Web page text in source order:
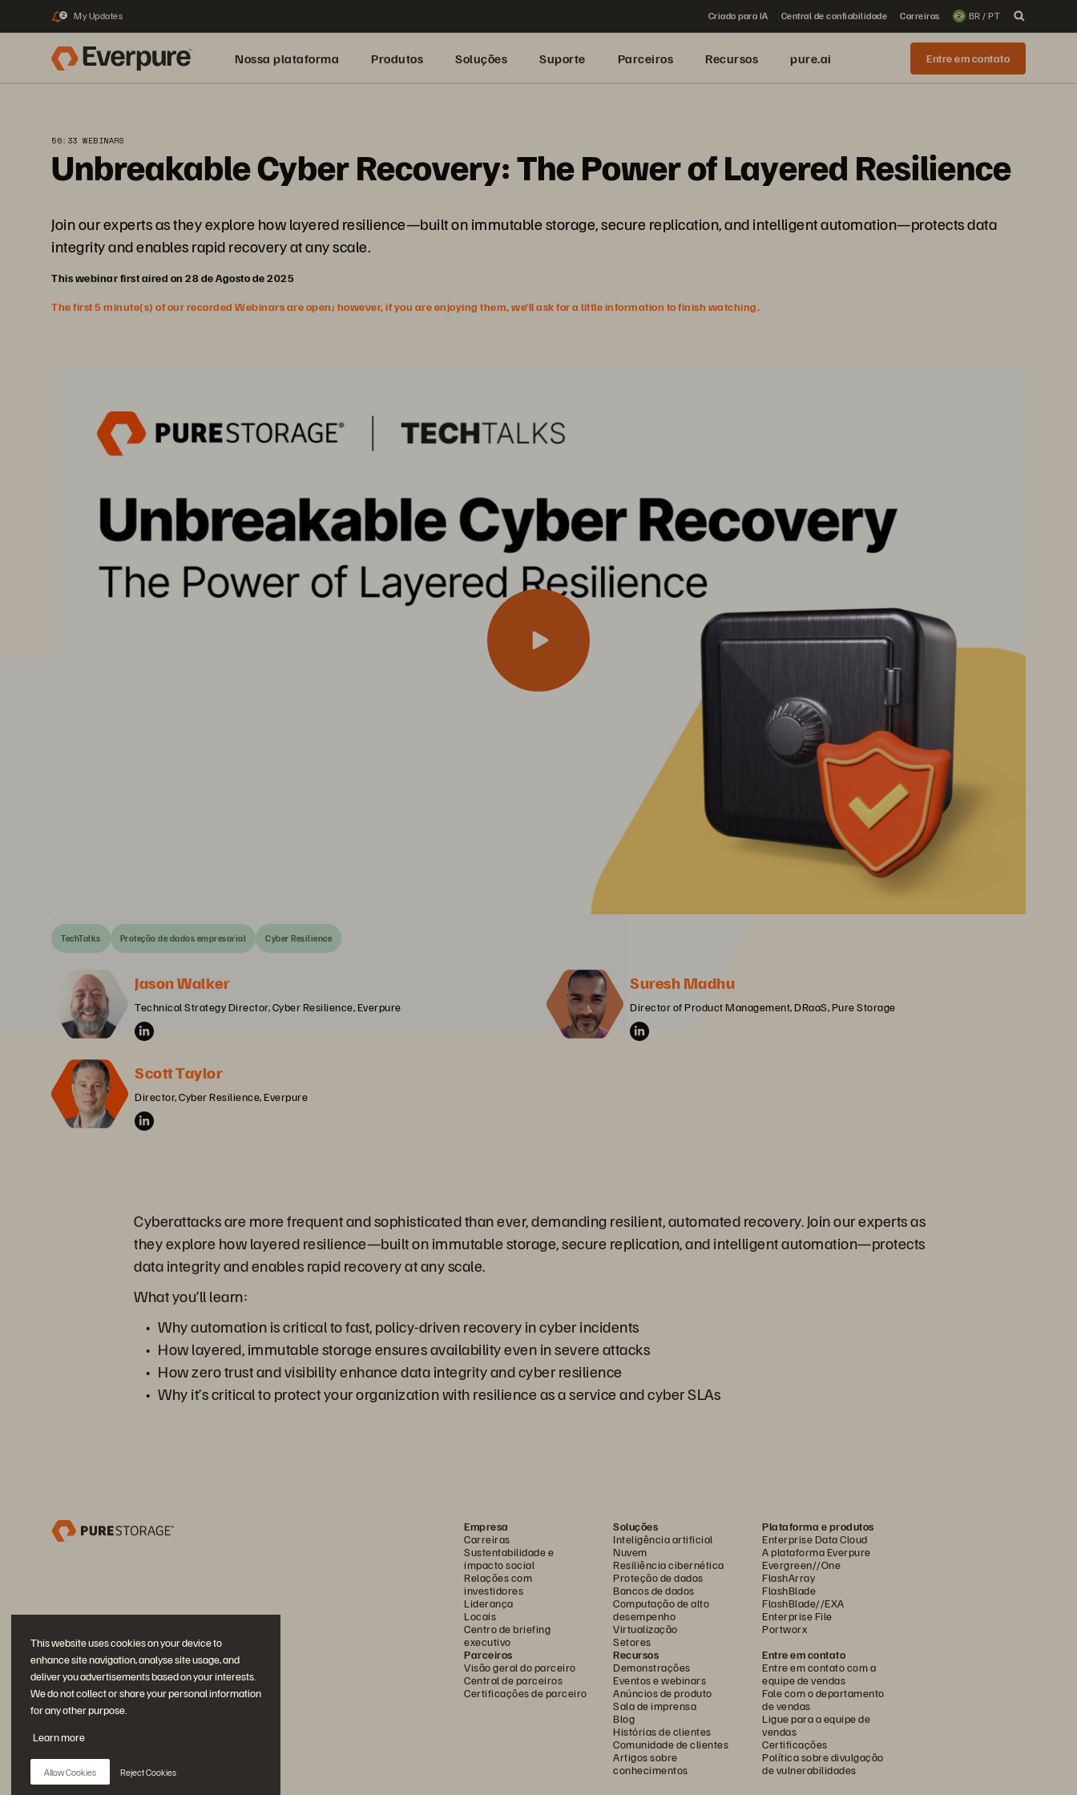
This website uses cookies on your device to
enhance site navigation, analyse site usage, and
deliver you advertisements based on your interests.
We do not collect or share your personal information
for any other purpose.
Learn more
Allow Cookies Reject Cookies
2 My Updates Criado para IA Central de confiabilidade Carreiras BR / PT
Nossa plataforma Produtos Soluções Suporte Parceiros Recursos pure.ai Entre em contato
56:33 WEBINARS
Unbreakable Cyber Recovery: The Power of Layered Resilience
Join our experts as they explore how layered resilience—built on immutable storage, secure replication, and intelligent automation—protects data
integrity and enables rapid recovery at any scale.
This webinar first aired on 28 de Agosto de 2025
The first 5 minute(s) of our recorded Webinars are open; however, if you are enjoying them, we’ll ask for a little information to finish watching.
TechTalks Proteção de dados empresarial Cyber Resilience
Jason Walker
Technical Strategy Director, Cyber Resilience, Everpure
Suresh Madhu
Director of Product Management, DRaaS, Pure Storage
Scott Taylor
Director, Cyber Resilience, Everpure
Cyberattacks are more frequent and sophisticated than ever, demanding resilient, automated recovery. Join our experts as
they explore how layered resilience—built on immutable storage, secure replication, and intelligent automation—protects
data integrity and enables rapid recovery at any scale.
What you’ll learn:
Why automation is critical to fast, policy-driven recovery in cyber incidents
How layered, immutable storage ensures availability even in severe attacks
How zero trust and visibility enhance data integrity and cyber resilience
Why it’s critical to protect your organization with resilience as a service and cyber SLAs
Empresa
Carreiras
Sustentabilidade e
impacto social
Relações com
investidores
Liderança
Locais
Centro de briefing
executivo
Soluções
Inteligência artificial
Nuvem
Resiliência cibernética
Proteção de dados
Bancos de dados
Computação de alto
desempenho
Virtualização
Setores
Plataforma e produtos
Enterprise Data Cloud
A plataforma Everpure
Evergreen//One
FlashArray
FlashBlade
FlashBlade//EXA
Enterprise File
Portworx
Parceiros
Visão geral do parceiro
Central de parceiros
Certificações de parceiro
Recursos
Demonstrações
Eventos e webinars
Anúncios de produto
Sala de imprensa
Blog
Histórias de clientes
Comunidade de clientes
Artigos sobre
conhecimentos
Entre em contato
Entre em contato com a
equipe de vendas
Fale com o departamento
de vendas
Ligue para a equipe de
vendas
Certificações
Política sobre divulgação
de vulnerabilidades
Participe da conversa